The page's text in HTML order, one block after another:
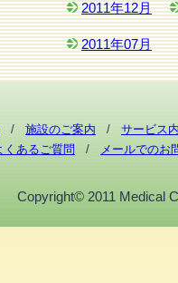
2011年12月
2011年07月
/ 施設のご案内 / サービス
くあるご質問 / メールでのお
Copyright© 2011 Medical